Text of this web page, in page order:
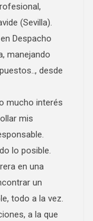
(Sevilla).
Despacho
manejando
desde
mucho interés
mis
lo posible.
en una
un
todo a la vez.
a la que